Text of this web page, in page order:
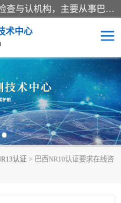
*是一家的测试、评估、检查与认机构，主要从事巴西NR10认证、NR12认证、NR13认证；ANATEL认证、INMTRO认证，欧盟CE认证：MD认证，PED认证，MID认证，ATEX认证，德国蓝色天使认证。
术中心
认证 > 巴西NR10认证要求在线咨
NR10认证
NR13认证
巴西NR认证
RETIE认证